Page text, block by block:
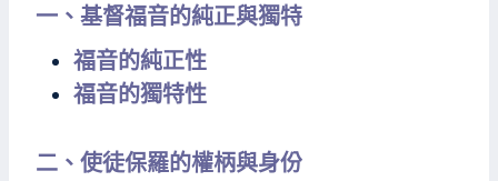
一、基督福音的純正與獨特
福音的純正性
福音的獨特性
二、使徒保羅的權柄與身份